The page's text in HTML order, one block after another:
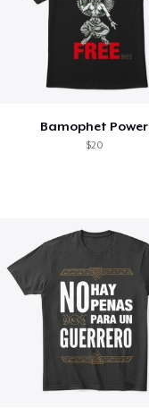
Bamophet Power
$20